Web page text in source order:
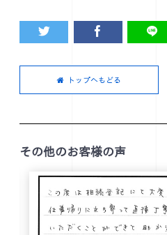
トップへもどる
その他のお客様の声